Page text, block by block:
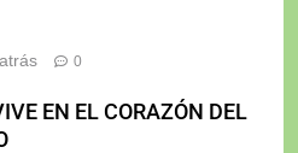
0
EN EL CORAZÓN DEL